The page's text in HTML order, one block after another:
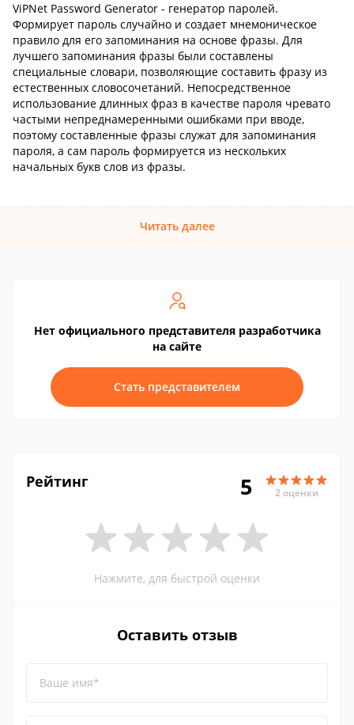
ViPNet Password Generator - генератор паролей.
Формирует пароль случайно и создает мнемоническое
правило для его запоминания на основе фразы. Для
лучшего запоминания фразы были составлены
специальные словари, позволяющие составить фразу из
естественных словосочетаний. Непосредственное
использование длинных фраз в качестве пароля чревато
частыми непреднамеренными ошибками при вводе,
поэтому составленные фразы служат для запоминания
пароля, а сам пароль формируется из нескольких
начальных букв слов из фразы.
Читать далее
Нет официального представителя разработчика
на сайте
Стать представителем
Рейтинг 5 2 оценки
Нажмите, для быстрой оценки
Оставить отзыв
Ваше имя*